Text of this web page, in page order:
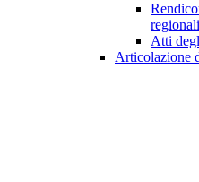
Atti
Articolazione